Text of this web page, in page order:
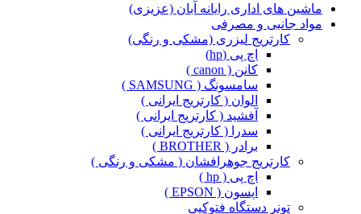
ماشین های اداری رایانه آبان (عزیزی)
مواد جانبی و مصرفی
کارتریج لیزری (مشکی و رنگی)
اچ پی (hp)
کانن ( canon )
سامسونگ ( SAMSUNG )
الوان ( کارتریج ایرانی )
آفشید ( کارتریج ایرانی )
سدرا ( کارتریج ایرانی )
برادر ( BROTHER )
کارتریج جوهرافشان ( مشکی و رنگی )
اچ پی ( hp )
اپسون ( EPSON )
تونر دستگاه فتوکپی